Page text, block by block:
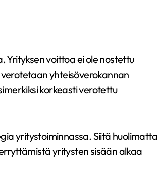
Yrityksen voittoa ei ole nostettu
yhteisöverokannan
korkeasti verotettu
yritystoiminnassa. Siitä huolimatta
yritysten sisään alkaa